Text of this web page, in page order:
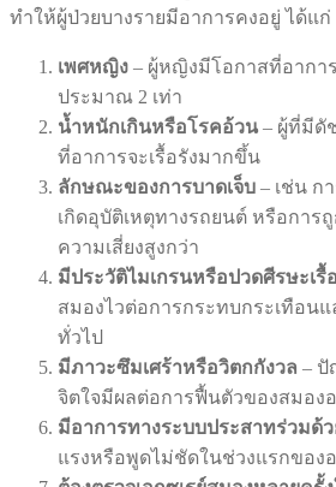
ทำให้ผู้ป่วยบางรายมีอาการคงอยู่ ได้แก่
เพศหญิง – ผู้หญิงมีโอกาสที่อากา
ประมาณ 2 เท่า
น้ำหนักเกินหรือโรคอ้วน – ผู้ที่มีดั
ที่อาการจะเรื้อรังมากขึ้น
ลักษณะของการบาดเจ็บ – เช่น ก
เกิดอุบัติเหตุทางรถยนต์ หรือการ
ความเสี่ยงสูงกว่า
มีประวัติไมเกรนหรือปวดศีรษะเรื้
สมองไวต่อการกระทบกระเทือน
ทั่วไป
มีภาวะซึมเศร้าหรือวิตกกังวล –
จิตใจมีผลต่อการฟื้นตัวของสมอง
มีอาการทางระบบประสาทร่วมด้
แรงหรือพูดไม่ชัดในช่วงแรกของ